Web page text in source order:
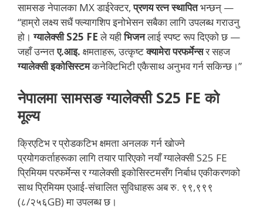
सामसङ नेपालका MX डाईरेक्टर,प्रणयरत्न स्थापितभन्छन् —
“हाम्रो लक्ष्य सधैं फ्ल्यागशिप इनोभेसन सबैका लागि उपलब्ध गराउनु
हो।ग्यालेक्सीS25 FEले यहीभिजनलाई स्पष्ट रूप दिएको छ —
जहाँ उन्नतए.आइ. क्षमताहरू, उत्कृष्टक्यामेरापरफर्मेन्सर सहज
ग्यालेक्सीइकोसिस्टमकनेक्टिभिटी एकैसाथ अनुभव गर्न सकिन्छ।”
नेपालमा सामसङ ग्यालेक्सी S25 FE को
मूल्य
क्रिएटिभ र प्रोडकटिभ क्षमता अनलक गर्न खोज्ने
प्रयोगकर्ताहरूका लागि तयार पारिएको नयाँ ग्यालेक्सी S25 FE
प्रिमियम परफर्मेन्स र ग्यालेक्सी इकोसिस्टमसँग निर्बाध एकीकरणको
साथ प्रिमियम एआई-संचालित सुविधाहरू अब रु. ९९,९९९
(८/२५६GB) मा उपलब्ध छ।